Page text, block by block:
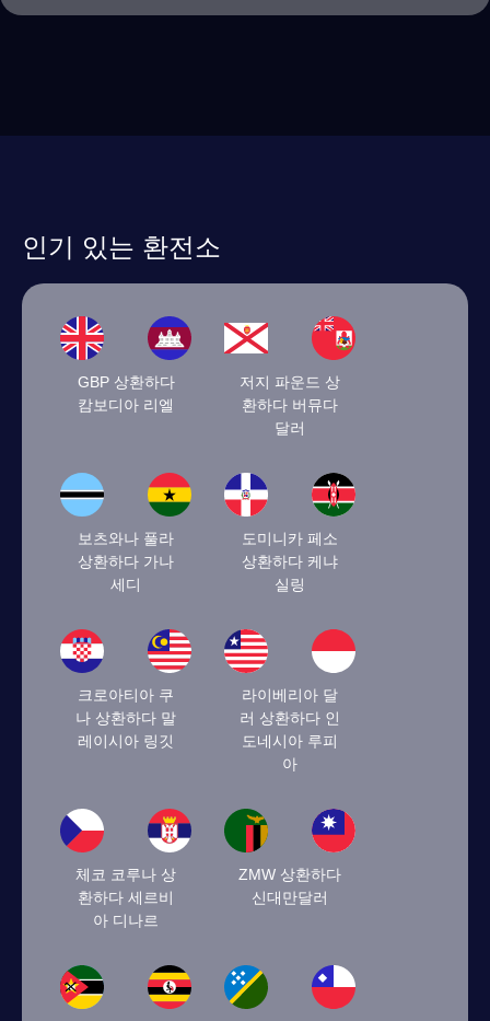
인기 있는 환전소
GBP 상환하다
캄보디아 리엘
저지 파운드 상
환하다 버뮤다
달러
보츠와나 풀라
상환하다 가나
세디
도미니카 페소
상환하다 케냐
실링
크로아티아 쿠
나 상환하다 말
레이시아 링깃
라이베리아 달
러 상환하다 인
도네시아 루피
아
체코 코루나 상
환하다 세르비
아 디나르
ZMW 상환하다
신대만달러